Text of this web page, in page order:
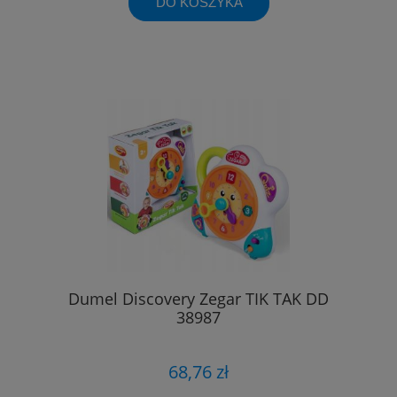
Dumel Discovery Zegar TIK TAK DD
38987
68,76 zł